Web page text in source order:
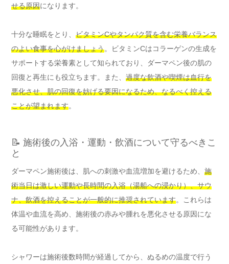
せる原因になります。
十分な睡眠をとり、 ビタミンCやタンパク質を含む栄養バランス
のよい食事を心がけましょう。ビタミンCはコラーゲンの生成を
サポートする栄養素として知られており、ダーマペン後の肌の
回復と再生にも役立ちます。また、 過度な飲酒や喫煙は血行を
悪化させ、肌の回復を妨げる要因になるため、なるべく控える
ことが望まれます。
📝 施術後の入浴・運動・飲酒について守るべきこ
と
ダーマペン施術後は、肌への刺激や血流増加を避けるため、 施
術当日は激しい運動や長時間の入浴（湯船への浸かり）、サウ
ナ、飲酒を控えることが一般的に推奨されています。これらは
体温や血流を高め、施術後の赤みや腫れを悪化させる原因にな
る可能性があります。
シャワーは施術後数時間が経過してから、ぬるめの温度で行う